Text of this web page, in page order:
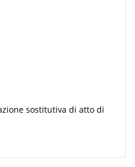
sostitutiva di atto di